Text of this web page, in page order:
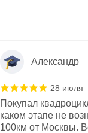
Александр
28 июля
Покупал
каком этапе не
100км от Москвы.